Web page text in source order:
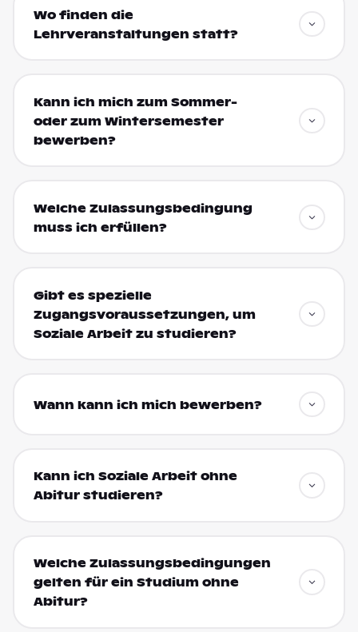
Wo finden die
Lehrveranstaltungen statt?
Kann ich mich zum Sommer-
oder zum Wintersemester
bewerben?
Welche Zulassungsbedingung
muss ich erfüllen?
Gibt es spezielle
Zugangsvoraussetzungen, um
Soziale Arbeit zu studieren?
Wann kann ich mich bewerben?
Kann ich Soziale Arbeit ohne
Abitur studieren?
Welche Zulassungsbedingungen
gelten für ein Studium ohne
Abitur?